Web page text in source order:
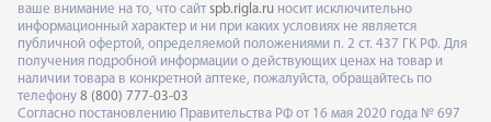
ваше внимание на то, что сайт spb.rigla.ru носит исключительно
информационный характер и ни при каких условиях не является
публичной офертой, определяемой положениями п. 2 ст. 437 ГК РФ. Для
получения подробной информации о действующих ценах на товар и
наличии товара в конкретной аптеке, пожалуйста, обращайтесь по
телефону 8 (800) 777-03-03
Согласно постановлению Правительства РФ от 16 мая 2020 года № 697